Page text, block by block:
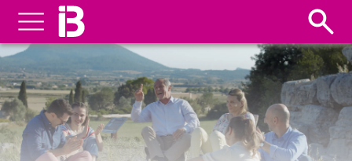
PEP